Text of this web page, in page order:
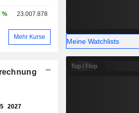
% 23.007.878
Mehr Kurse
Meine Watchlists
Top / Flop